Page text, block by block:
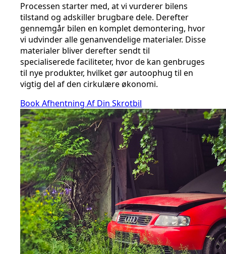
Processen starter med, at vi vurderer bilens
tilstand og adskiller brugbare dele. Derefter
gennemgår bilen en komplet demontering, hvor
vi udvinder alle genanvendelige materialer. Disse
materialer bliver derefter sendt til
specialiserede faciliteter, hvor de kan genbruges
til nye produkter, hvilket gør autoophug til en
vigtig del af den cirkulære økonomi.
Book Afhentning Af Din Skrotbil